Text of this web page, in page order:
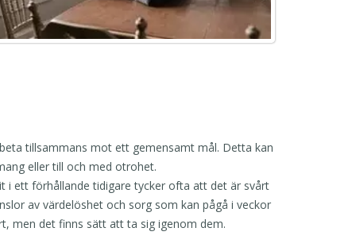
tillsammans mot ett gemensamt mål. Detta kan
eller till och med otrohet.
i ett förhållande tidigare tycker ofta att det är svårt
av värdelöshet och sorg som kan pågå i veckor
men det finns sätt att ta sig igenom dem.